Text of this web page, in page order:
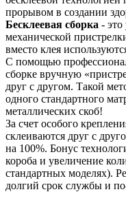
прорывом в создании
Бесклеевая сборка - это
механической
вместо клея
С помощью
сборке вручную
друг с другом. Такой
одного стандартного
металлических скоб!
За счет особого
склеиваются друг с
на 100%. Бонус
короба и увеличение
стандартных моделях).
долгий срок службы и